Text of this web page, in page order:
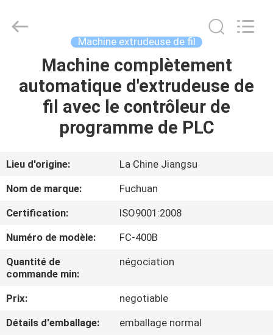
ACCUEIL
PRODUITS
LE
VR
À
PROPOS
DE
NOUS
Electrical
Machine extrudeuse de fil
Machine complètement
automatique d'extrudeuse de
fil avec le contrôleur de
programme de PLC
Lieu d'origine:
La Chine Jiangsu
Nom de marque:
Fuchuan
Certification:
ISO9001:2008
Numéro de modèle:
FC-400B
Quantité de
commande min:
négociation
Prix:
negotiable
Détails d'emballage:
emballage normal